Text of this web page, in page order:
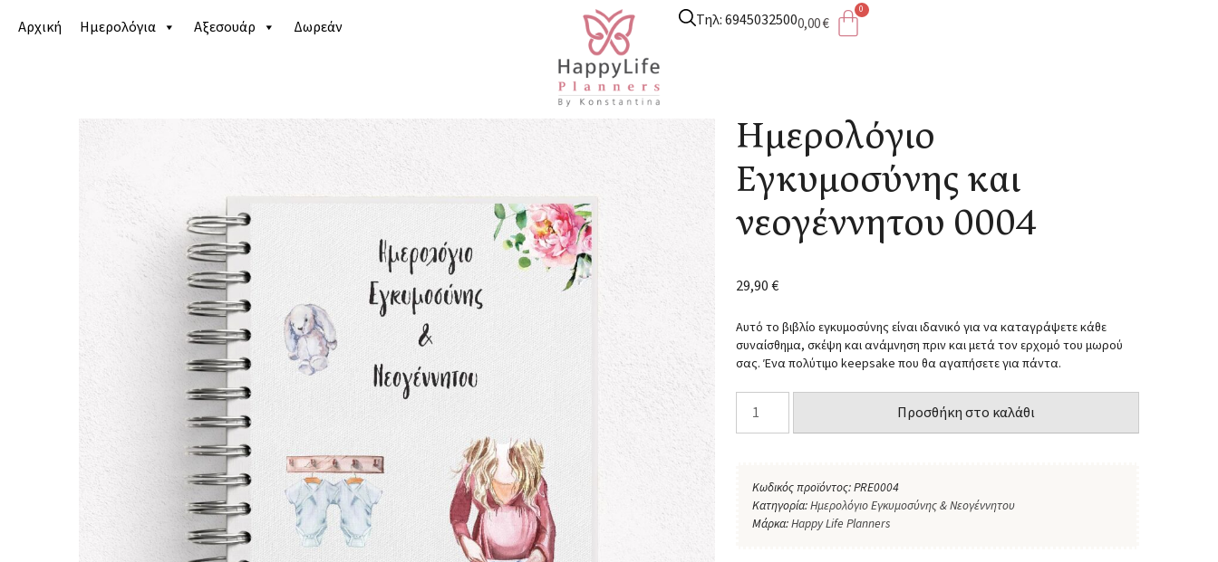
Αρχική Ημερολόγια Αξεσουάρ Δωρεάν Τηλ: 69450325000,00€
Ημερολόγιο Εγκυμοσύνης & Νεογέννητου
Ημερολόγιο
Εγκυμοσύνης και
νεογέννητου 0004
29,90€
Αυτό το βιβλίο εγκυμοσύνης είναι ιδανικό για να καταγράψετε κάθε
συναίσθημα, σκέψη και ανάμνηση πριν και μετά τον ερχομό του μωρού
σας. Ένα πολύτιμο keepsake που θα αγαπήσετε για πάντα.
Προσθήκη στο καλάθι
Κωδικός προϊόντος:PRE0004
Κατηγορία:Ημερολόγιο Εγκυμοσύνης & Νεογέννητου
Μάρκα:Happy Life Planners